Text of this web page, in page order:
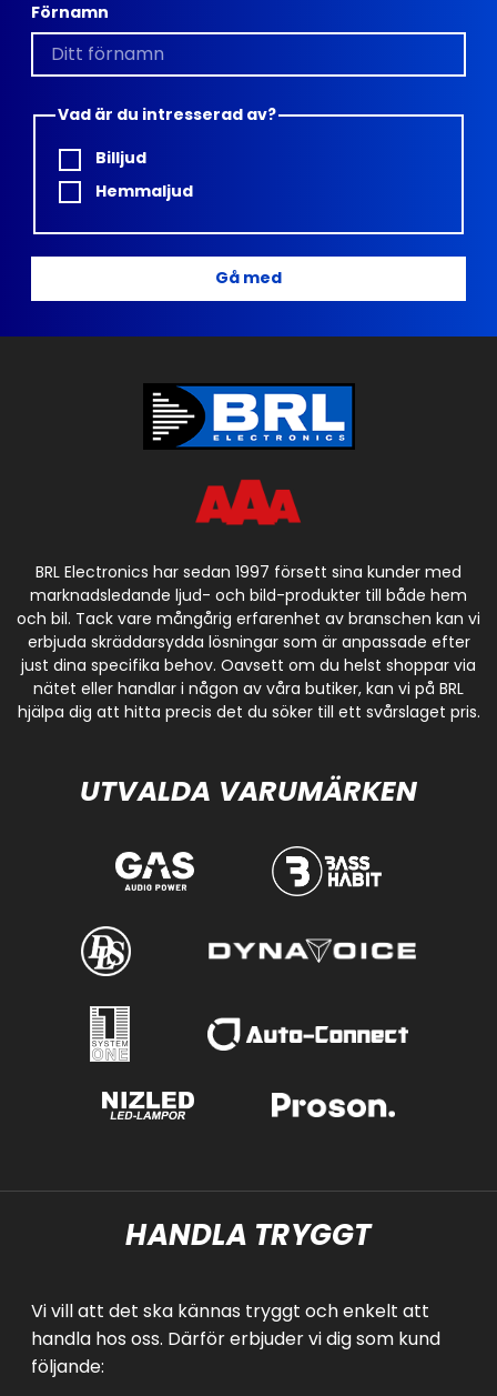
Förnamn
Vad är du intresserad av?
Billjud
Hemmaljud
Gå med
BRL Electronics har sedan 1997 försett sina kunder med
marknadsledande ljud- och bild-produkter till både hem
och bil. Tack vare mångårig erfarenhet av branschen kan vi
erbjuda skräddarsydda lösningar som är anpassade efter
just dina specifika behov. Oavsett om du helst shoppar via
nätet eller handlar i någon av våra butiker, kan vi på BRL
hjälpa dig att hitta precis det du söker till ett svårslaget pris.
UTVALDA VARUMÄRKEN
HANDLA TRYGGT
Vi vill att det ska kännas tryggt och enkelt att
handla hos oss. Därför erbjuder vi dig som kund
följande: